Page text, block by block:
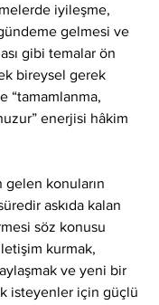
iyileşme,
gelmesi ve
gibi temalar ön
bireysel gerek
“tamamlanma,
enerjisi hâkim
konuların
askıda kalan
söz konusu
kurmak,
ve yeni bir
isteyenler için güçlü